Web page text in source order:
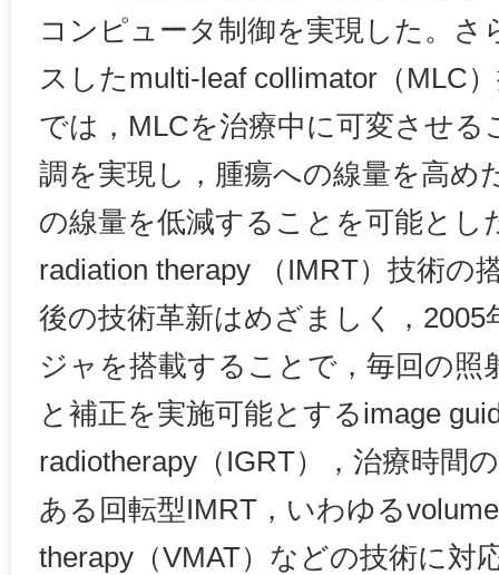
コンピュータ制御を実現した。さ
スしたmulti-leaf collimator（MLC
では，MLCを治療中に可変させる
調を実現し，腫瘍への線量を高め
の線量を低減することを可能とし
radiation therapy （IMRT）技術の
後の技術革新はめざましく，
ジャを搭載することで，毎回の照
と補正を実施可能とするimage
radiotherapy（IGRT），治療時間
ある回転型IMRT，いわゆる
therapy（VMAT）などの技術に対